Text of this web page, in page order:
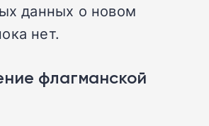
данных о новом
нет.
флагманской